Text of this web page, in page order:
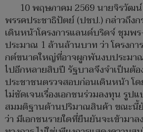
10 พฤษภาคม 2569 นายจิรวัฒ
พรรคประชาธิปัตย์ (ปชป.) กล่าวถึง
เดินหน้าโครงการแลนด์บริดจ์ ชุมพร
ประมาณ 1 ล้านล้านบาท ว่า โครงกา
กต์ขนาดใหญ่ที่อาจผูกพันงบประมา
ไปอีกหลายสิบปี รัฐบาลจึงจำเป็นต้
ประชาชนตรวจสอบก่อนเดินหน้า โด
ไม่ชัดเจนเรื่องเอกชนร่วมลงทุน รูป
สมมติฐานด้านปริมาณสินค้า ขณะนี้
ว่า มีเอกชนรายใดที่ยืนยันจะเข้ามา